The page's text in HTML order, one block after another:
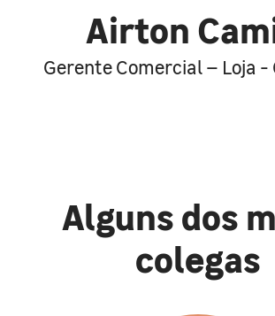
Airton
Gerente Comercial – Loja -
Alguns dos
colegas